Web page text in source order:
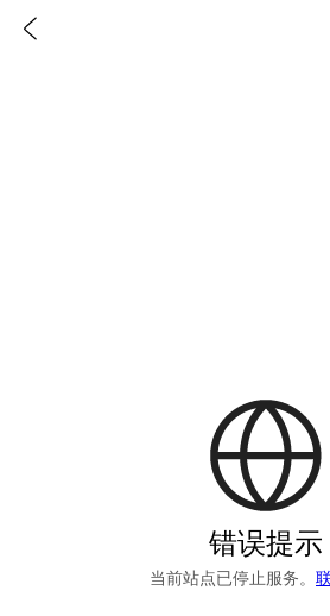
错误提示
当前站点已停止服务。